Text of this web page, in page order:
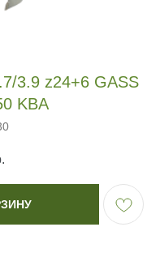
3.9 z24+6 GASS
KBA